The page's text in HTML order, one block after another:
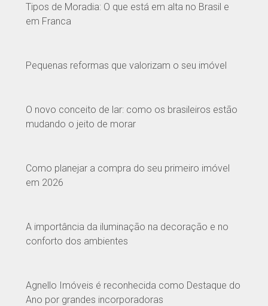
Tipos de Moradia: O que está em alta no Brasil e
em Franca
Pequenas reformas que valorizam o seu imóvel
O novo conceito de lar: como os brasileiros estão
mudando o jeito de morar
Como planejar a compra do seu primeiro imóvel
em 2026
A importância da iluminação na decoração e no
conforto dos ambientes
Agnello Imóveis é reconhecida como Destaque do
Ano por grandes incorporadoras